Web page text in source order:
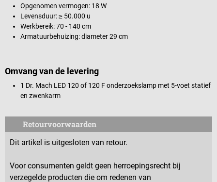
Opgenomen vermogen: 18 W
Levensduur: ≥ 50.000 u
Werkbereik: 70 - 140 cm
Armatuurbehuizing: diameter 29 cm
Omvang van de levering
1 Dr. Mach LED 120 of 120 F onderzoekslamp met 5-voet statief
en zwenkarm
Retourvoorwaarden
Dit artikel is uitgesloten van retour.
Voor consumenten geldt geen herroepingsrecht bij
verzegelde producten die om redenen van